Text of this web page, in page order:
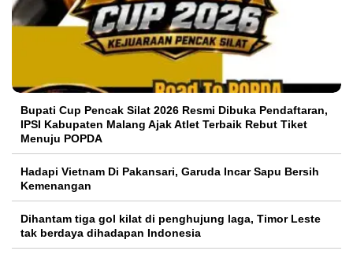
Bupati Cup Pencak Silat 2026 Resmi Dibuka Pendaftaran,
IPSI Kabupaten Malang Ajak Atlet Terbaik Rebut Tiket
Menuju POPDA
Hadapi Vietnam Di Pakansari, Garuda Incar Sapu Bersih
Kemenangan
Dihantam tiga gol kilat di penghujung laga, Timor Leste
tak berdaya dihadapan Indonesia